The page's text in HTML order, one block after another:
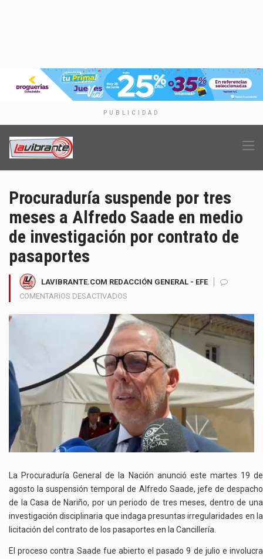
PUBLICIDAD
Procuraduría suspende por tres
meses a Alfredo Saade en medio
de investigación por contrato de
pasaportes
LAVIBRANTE.COM REDACCIÓN GENERAL - EFE
COMENTARIOS DESACTIVADOS
SUSPENDE
POR
TRES
MESES
A
ALFREDO
SAADE
EN
MEDIO
DE
INVESTIGACIÓN
DE
PASAPORTES
La Procuraduría General de la Nación anunció este martes 19 de
agosto la suspensión temporal de Alfredo Saade, jefe de despacho
de la Casa de Nariño, por un periodo de tres meses, dentro de una
investigación disciplinaria que indaga presuntas irregularidades en la
licitación del contrato de los pasaportes en la Cancillería.
El proceso contra Saade fue abierto el pasado 9 de julio e involucra